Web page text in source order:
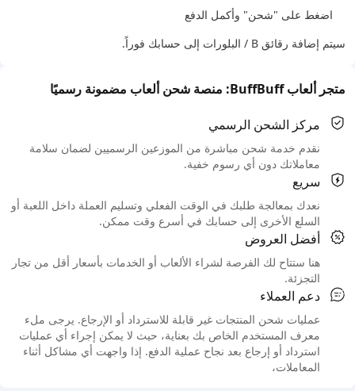
اضغط على "شحن" وأكمل الدفع
سيتم إضافة رقائق B / البلورات إلى حسابك فوراً.
متجر ألعاب BuffBuff: منصة شحن ألعاب مضمونة رسميًا
مركز الشحن الرسمي
نقدم خدمة شحن مباشرة من الموزعين الرسميين لضمان سلامة
معاملاتك دون أي رسوم خفية.
سريع
نعدك بمعالجة طلبك في الوقت الفعلي وتسليم العملة داخل اللعبة أو
السلع الأخرى إلى حسابك في أسرع وقت ممكن.
أفضل العروض
هنا ستتاح لك الفرصة لشراء الألعاب أو الخدمات بأسعار أقل من تجار
التجزئة.
دعم العملاء
عمليات شحن المنتجات غير قابلة للاسترداد أو الإرجاع. يرجى ملء
معرف المستخدم الخاص بك بعناية، حيث لا يمكن إجراء أي عمليات
استرداد أو إرجاع بعد نجاح عملية الدفع. إذا واجهت أي مشاكل أثناء
المعاملات،